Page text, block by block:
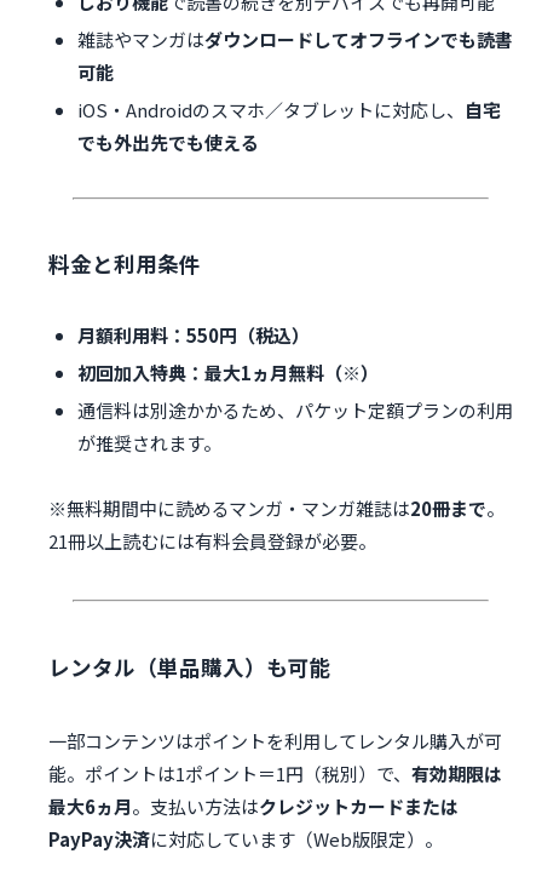
雑誌やマンガはダウンロードしてオフラインでも読書
可能
iOS・Androidのスマホ／タブレットに対応し、 自宅
でも外出先でも使える
料金と利用条件
月額利用料：550円（税込）
初回加入特典：最大1ヵ月無料（※）
通信料は別途かかるため、パケット定額プランの利用
が推奨されます。
※無料期間中に読めるマンガ・マンガ雑誌は20冊まで。
21冊以上読むには有料会員登録が必要。
レンタル（単品購入）も可能
一部コンテンツはポイントを利用してレンタル購入が可
能。ポイントは1ポイント＝1円（税別）で、 有効期限は
最大6ヵ月。支払い方法はクレジットカードまたは
PayPay決済に対応しています（Web版限定）。